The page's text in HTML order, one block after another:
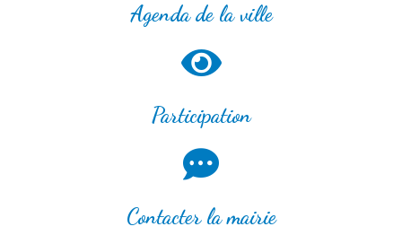
Agenda de la ville
Participation
Contacter la mairie